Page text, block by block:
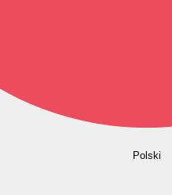
Polski